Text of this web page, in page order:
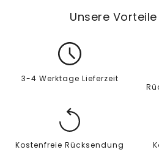
Unsere
3-4 Werktage Lieferzeit
Kostenfreie Rücksendung